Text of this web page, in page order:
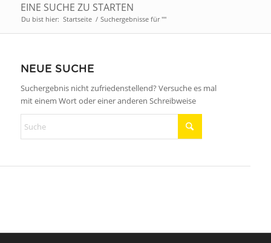
EINE SUCHE ZU STARTEN
Du bist hier: Startseite / Suchergebnisse für ""
NEUE SUCHE
Suchergebnis nicht zufriedenstellend? Versuche es mal
mit einem Wort oder einer anderen Schreibweise